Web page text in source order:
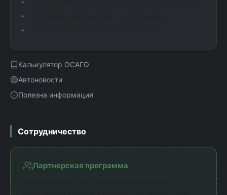
Калькулятор ОСАГО
Автоновости
Полезна информация
Сотрудничество
Партнерская программа